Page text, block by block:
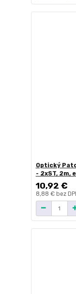
Optický
- 2xST, 2m,
10,92 €
8,88 € bez